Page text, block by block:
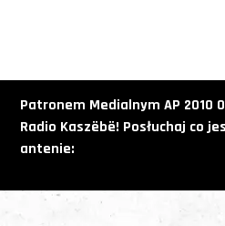
Patronem Medialnym AP 2010
Radio Kaszëbë! Posłuchaj co
antenie: